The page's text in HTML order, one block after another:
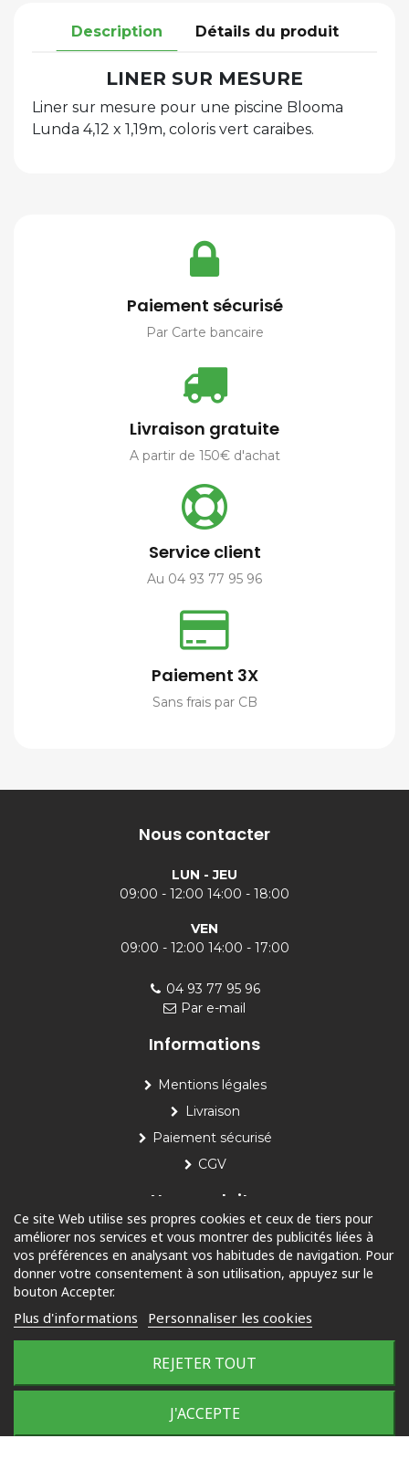
Description Détails du produit
LINER SUR MESURE
Liner sur mesure pour une piscine Blooma
Lunda 4,12 x 1,19m, coloris vert caraibes.
Paiement sécurisé
Par Carte bancaire
Livraison gratuite
A partir de 150€ d'achat
Service client
Au 04 93 77 95 96
Paiement 3X
Sans frais par CB
Nous contacter
LUN - JEU
09:00 - 12:00 14:00 - 18:00
VEN
09:00 - 12:00 14:00 - 17:00
04 93 77 95 96
Par e-mail
Informations
Mentions légales
Livraison
Paiement sécurisé
CGV
Nos produits
Piscine
Jardin
Outdoor
© 2025 Tous droits réservés
Plan du site
Ce site Web utilise ses propres cookies et ceux de tiers pour
améliorer nos services et vous montrer des publicités liées à
vos préférences en analysant vos habitudes de navigation. Pour
donner votre consentement à son utilisation, appuyez sur le
bouton Accepter.
Plus d'informations Personnaliser les cookies
REJETER TOUT
J'ACCEPTE